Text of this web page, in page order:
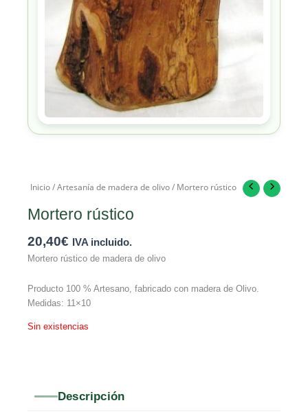
Inicio/Artesanía de madera de olivo/ Mortero rústico
Mortero rústico
20,40€ IVA incluido.
Mortero rústico de madera de olivo
Producto 100 % Artesano, fabricado con madera de Olivo.
Medidas: 11×10
Sin existencias
Descripción